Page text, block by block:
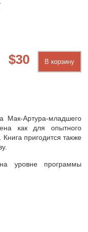
30 В корзину
Мак-Артура-младшего
как для опытного
пригодится также
уровне программы